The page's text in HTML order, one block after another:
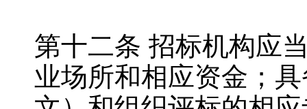
第十二条 招标机构应
业场所和相应资金；